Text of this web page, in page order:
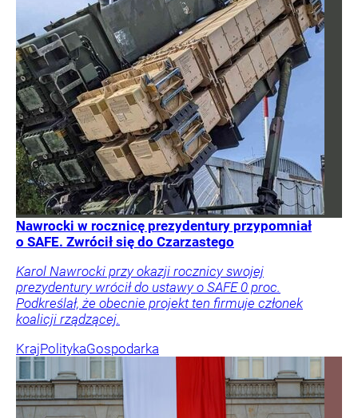
Nawrocki w rocznicę prezydentury przypomniał
o SAFE. Zwrócił się do Czarzastego
Karol Nawrocki przy okazji rocznicy swojej
prezydentury wrócił do ustawy o SAFE 0 proc.
Podkreślał, że obecnie projekt ten firmuje członek
koalicji rządzącej.
KrajPolitykaGospodarka